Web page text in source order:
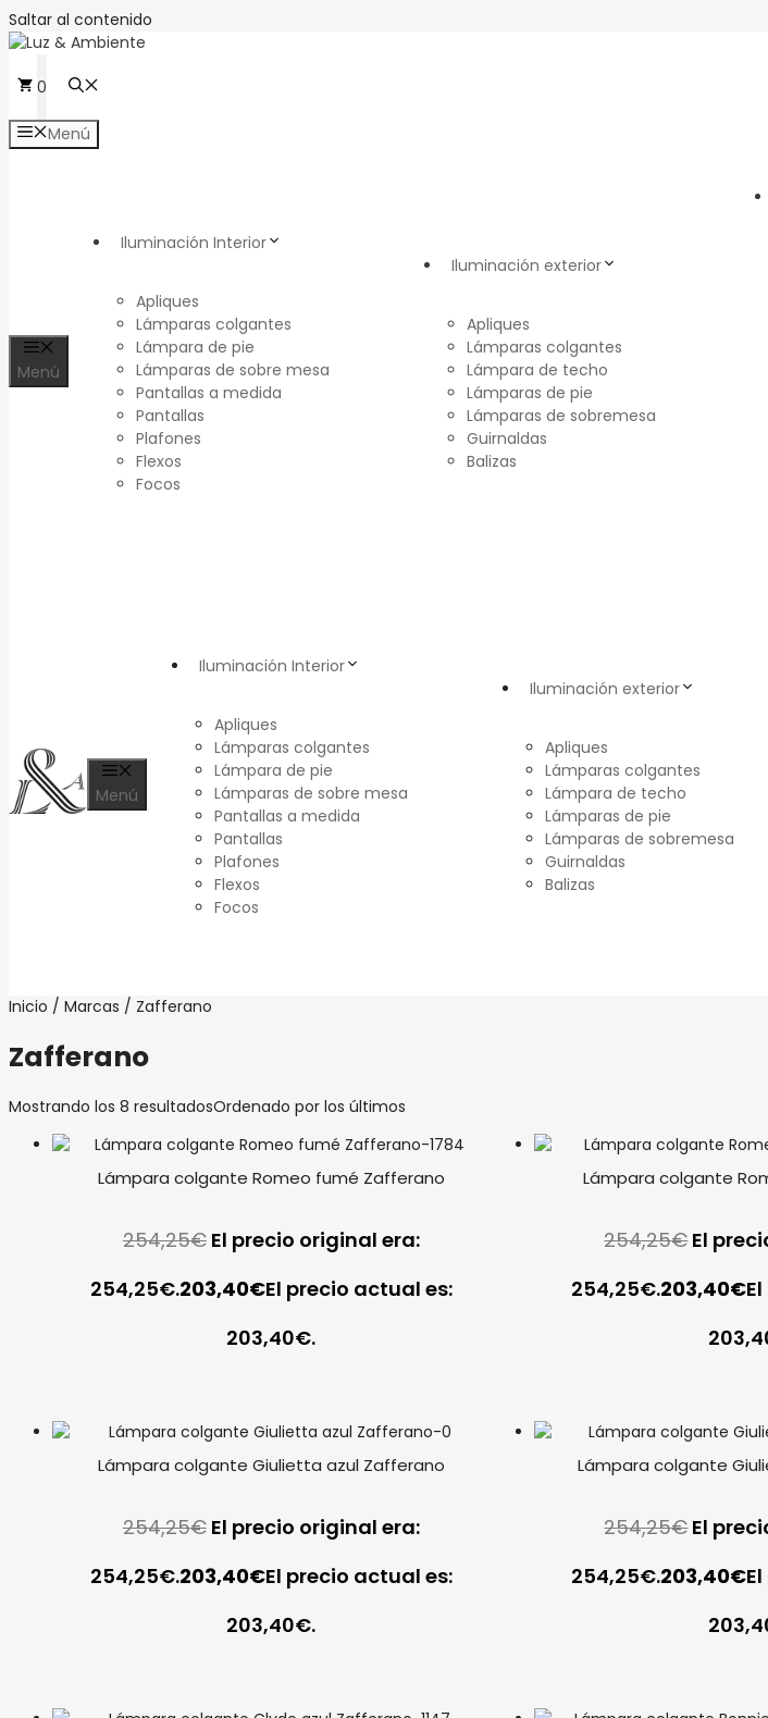
Saltar al contenido
0
Menú
Menú
Iluminación Interior
Apliques
Lámparas colgantes
Lámpara de pie
Lámparas de sobre mesa
Pantallas a medida
Pantallas
Plafones
Flexos
Focos
Iluminación exterior
Apliques
Lámparas colgantes
Lámpara de techo
Lámparas de pie
Lámparas de sobremesa
Guirnaldas
Balizas
Menú
Iluminación Interior
Apliques
Lámparas colgantes
Lámpara de pie
Lámparas de sobre mesa
Pantallas a medida
Pantallas
Plafones
Flexos
Focos
Iluminación exterior
Apliques
Lámparas colgantes
Lámpara de techo
Lámparas de pie
Lámparas de sobremesa
Guirnaldas
Balizas
Inicio / Marcas / Zafferano
Zafferano
Mostrando los 8 resultadosOrdenado por los últimos
Lámpara colgante Romeo fumé Zafferano
254,25€ El precio original era:
254,25€.203,40€El precio actual es:
203,40€.
Lámpara colgante
254,25€El
254,25€.203,40€
Lámpara colgante Giulietta azul Zafferano
254,25€ El precio original era:
254,25€.203,40€El precio actual es:
203,40€.
Lámpara colgante
254,25€El
254,25€.203,40€